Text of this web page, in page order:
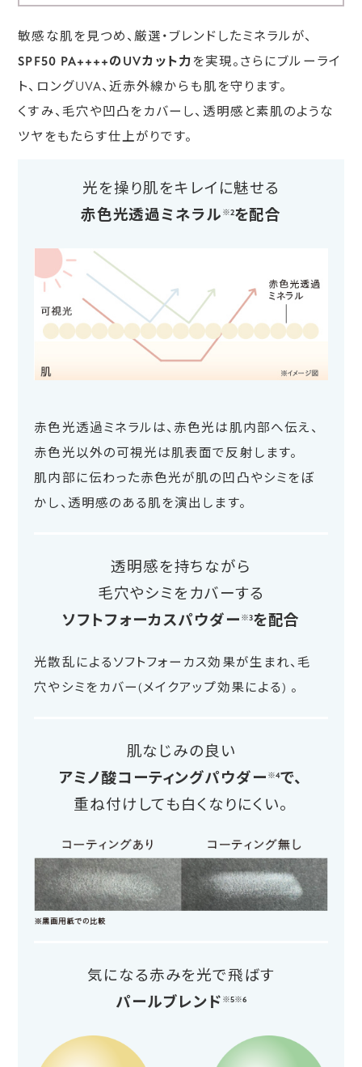
敏感な肌を見つめ、厳選・ブレンドしたミネラルが、
SPF50 PA++++のUVカット力 を実現。さらにブルーライ
ト、ロングUVA、近赤外線からも肌を守ります。
くすみ、毛穴や凹凸をカバーし、透明感と素肌のような
ツヤをもたらす仕上がりです。
光を操り肌をキレイに魅せる
赤色光透過ミネラル ※2を配合
赤色光透過ミネラルは、赤色光は肌内部へ伝え、
赤色光以外の可視光は肌表面で反射します。
肌内部に伝わった赤色光が肌の凹凸やシミをぼ
かし、透明感のある肌を演出します。
透明感を持ちながら
毛穴やシミをカバーする
ソフトフォーカスパウダー ※3を配合
光散乱によるソフトフォーカス効果が生まれ、毛
穴やシミをカバー(メイクアップ効果による) 。
肌なじみの良い
アミノ酸コーティングパウダー ※4で、
重ね付けしても白くなりにくい。
気になる赤みを光で飛ばす
パールブレンド ※5※6